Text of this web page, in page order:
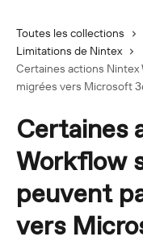
Toutes les collections
Limitations de Nintex
Certaines actions
migrées vers Microsoft
Certaines
Workflow
peuvent
vers